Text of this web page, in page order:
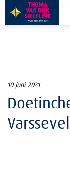
10 juni 2021